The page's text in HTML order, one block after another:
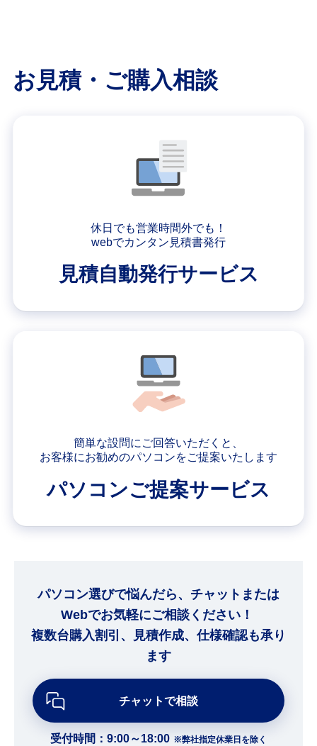
お見積・ご購入相談
休日でも営業時間外でも！
webでカンタン見積書発行
見積自動発行サービス
簡単な設問にご回答いただくと、
お客様にお勧めのパソコンをご提案いたします
パソコンご提案サービス
パソコン選びで悩んだら、チャットまたは
Webでお気軽にご相談ください！
複数台購入割引、見積作成、仕様確認も承り
ます
チャットで相談
受付時間：9:00～18:00 ※弊社指定休業日を除く